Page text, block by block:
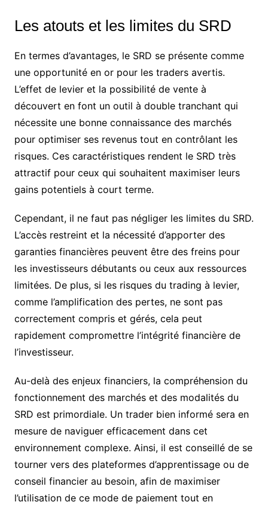
Les atouts et les limites du SRD
En termes d’avantages, le SRD se présente comme
une opportunité en or pour les traders avertis.
L’effet de levier et la possibilité de vente à
découvert en font un outil à double tranchant qui
nécessite une bonne connaissance des marchés
pour optimiser ses revenus tout en contrôlant les
risques. Ces caractéristiques rendent le SRD très
attractif pour ceux qui souhaitent maximiser leurs
gains potentiels à court terme.
Cependant, il ne faut pas négliger les limites du SRD.
L’accès restreint et la nécessité d’apporter des
garanties financières peuvent être des freins pour
les investisseurs débutants ou ceux aux ressources
limitées. De plus, si les risques du trading à levier,
comme l’amplification des pertes, ne sont pas
correctement compris et gérés, cela peut
rapidement compromettre l’intégrité financière de
l’investisseur.
Au-delà des enjeux financiers, la compréhension du
fonctionnement des marchés et des modalités du
SRD est primordiale. Un trader bien informé sera en
mesure de naviguer efficacement dans cet
environnement complexe. Ainsi, il est conseillé de se
tourner vers des plateformes d’apprentissage ou de
conseil financier au besoin, afin de maximiser
l’utilisation de ce mode de paiement tout en